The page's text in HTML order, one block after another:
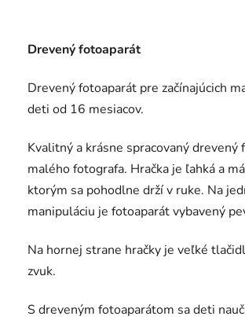
Drevený fotoaparát
Drevený fotoaparát pre začínajúcich
deti od 16 mesiacov.
Kvalitný a krásne spracovaný
malého fotografa. Hračka je ľahká a
ktorým sa pohodlne drží v ruke. Na
manipuláciu je fotoaparát vybavený
Na hornej strane hračky je veľké
zvuk.
S dreveným fotoaparátom sa deti